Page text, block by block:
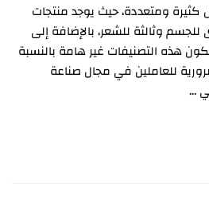
كثيرة ومتعددة، حيث يوجد منتجات
للجسم وثالثة للشعر، بالإضافة إلى
هذه التصنيفات غير هامة بالنسبة
للعاملين في مجال صناعة